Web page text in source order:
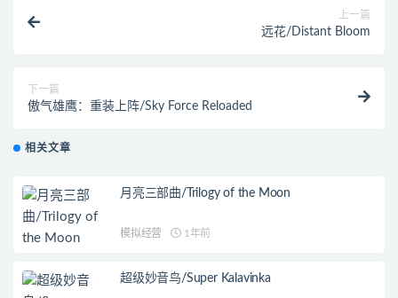
上一篇
远花/Distant Bloom
下一篇
傲气雄鹰：重装上阵/Sky Force Reloaded
相关文章
月亮三部曲/Trilogy of the Moon
模拟经营 1年前
超级妙音鸟/Super Kalavinka